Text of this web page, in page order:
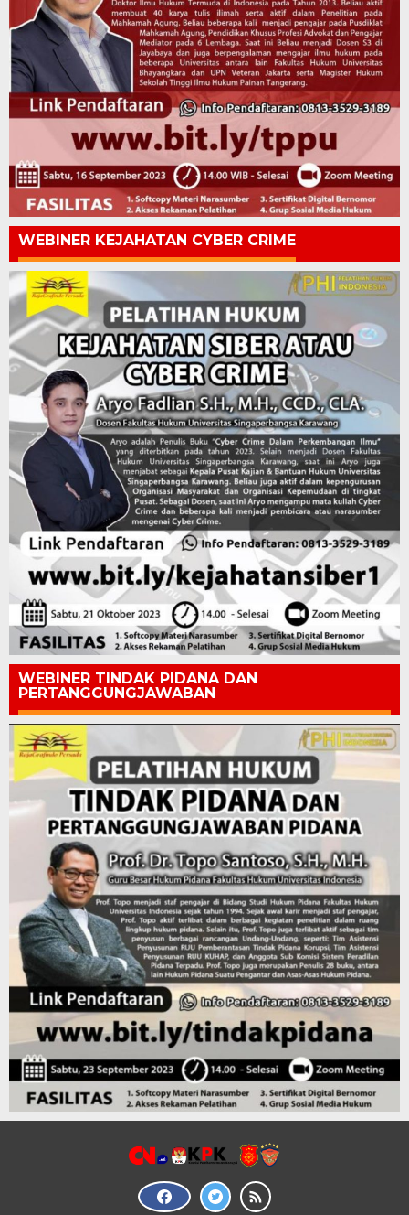
WEBINER KEJAHATAN CYBER CRIME
WEBINER TINDAK PIDANA DAN
PERTANGGUNGJAWABAN